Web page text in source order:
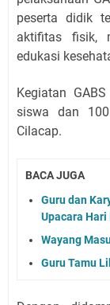
peserta didik
aktifitas fisik,
edukasi
Kegiatan
siswa dan
Cilacap.
BACA JUGA
Guru dan
Upacara Hari
Wayang
Guru Tamu